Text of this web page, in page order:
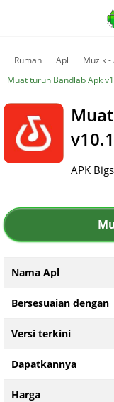
Rumah Apl
Muzik -
Muat turun Bandlab Apk
APK Bigs
Nama Apl
Bersesuaian dengan
Versi terkini
Dapatkannya
Harga